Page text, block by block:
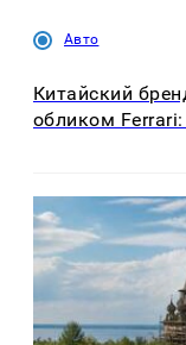
Авто
Китайский
обликом